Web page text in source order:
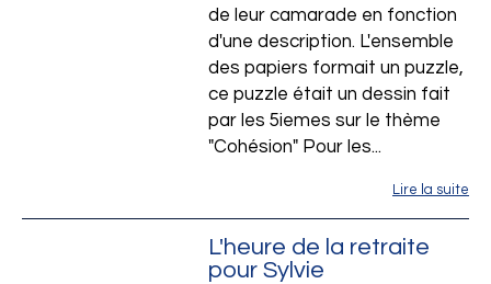
de leur camarade en fonction
d'une description. L'ensemble
des papiers formait un puzzle,
ce puzzle était un dessin fait
par les 5iemes sur le thème
"Cohésion" Pour les...
Lire la suite
L'heure de la retraite
pour Sylvie